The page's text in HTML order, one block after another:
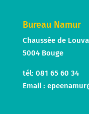
Bureau Namur
Chaussée de
5004 Bouge
tél: 081 65 60 34
Email :